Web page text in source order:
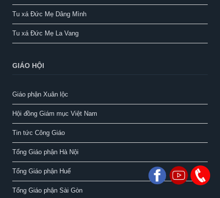
Tu xá Đức Mẹ Dâng Mình
Tu xá Đức Mẹ La Vang
GIÁO HỘI
Giáo phận Xuân lộc
Hội đồng Giám mục Việt Nam
Tin tức Công Giáo
Tổng Giáo phận Hà Nội
Tổng Giáo phận Huế
Tổng Giáo phận Sài Gòn